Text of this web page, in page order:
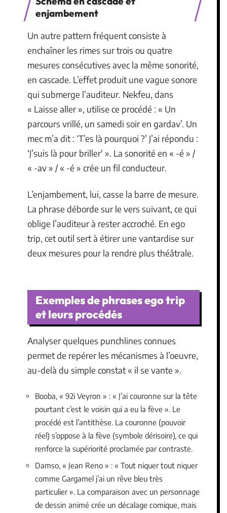
enjambement
Un autre pattern fréquent consiste à
enchaîner les rimes sur trois ou quatre
mesures consécutives avec la même sonorité,
en cascade. L’effet produit une vague sonore
qui submerge l’auditeur. Nekfeu, dans
« Laisse aller », utilise ce procédé : « Un
parcours vrillé, un samedi soir en gardav’. Un
mec m’a dit : ‘T’es là pourquoi ?’ J’ai répondu :
‘J’suis là pour briller' ». La sonorité en « -é » /
« -av » / « -é » crée un fil conducteur.
L’enjambement, lui, casse la barre de mesure.
La phrase déborde sur le vers suivant, ce qui
oblige l’auditeur à rester accroché. En ego
trip, cet outil sert à étirer une vantardise sur
deux mesures pour la rendre plus théâtrale.
Exemples de phrases ego trip
et leurs procédés
Analyser quelques punchlines connues
permet de repérer les mécanismes à l’oeuvre,
au-delà du simple constat « il se vante ».
Booba, « 92i Veyron » : « J’ai couronne sur la tête
pourtant c’est le voisin qui a eu la fève ». Le
procédé est l’antithèse. La couronne (pouvoir
réel) s’oppose à la fève (symbole dérisoire), ce qui
renforce la supériorité proclamée par contraste.
Damso, « Jean Reno » : « Tout niquer tout niquer
comme Gargamel j’ai un rêve bleu très
particulier ». La comparaison avec un personnage
de dessin animé crée un décalage comique, mais